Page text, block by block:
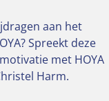
aan het
Spreekt deze
met HOYA
Harm.